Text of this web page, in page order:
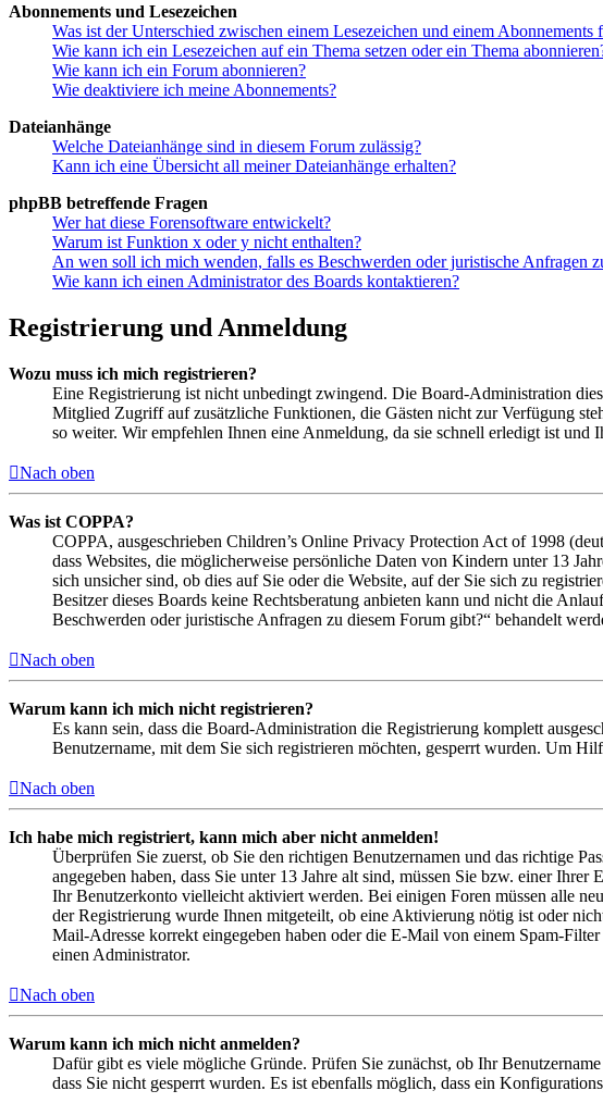
Abonnements und Lesezeichen
Was ist der Unterschied zwischen einem Lesezeichen und einem Abonnements
Wie kann ich ein Lesezeichen auf ein Thema setzen oder ein Thema
Wie kann ich ein Forum abonnieren?
Wie deaktiviere ich meine Abonnements?
Dateianhänge
Welche Dateianhänge sind in diesem Forum zulässig?
Kann ich eine Übersicht all meiner Dateianhänge erhalten?
phpBB betreffende Fragen
Wer hat diese Forensoftware entwickelt?
Warum ist Funktion x oder y nicht enthalten?
An wen soll ich mich wenden, falls es Beschwerden oder juristische Anfragen
Wie kann ich einen Administrator des Boards kontaktieren?
Registrierung und Anmeldung
Wozu muss ich mich registrieren?
Eine Registrierung ist nicht unbedingt zwingend. Die Board-Administration
Mitglied Zugriff auf zusätzliche Funktionen, die Gästen nicht zur Verfügung
so weiter. Wir empfehlen Ihnen eine Anmeldung, da sie schnell erledigt ist und
Nach oben
Was ist COPPA?
COPPA, ausgeschrieben Children’s Online Privacy Protection Act of 1998
dass Websites, die möglicherweise persönliche Daten von Kindern unter 13
sich unsicher sind, ob dies auf Sie oder die Website, auf der Sie sich zu
Besitzer dieses Boards keine Rechtsberatung anbieten kann und nicht die
Beschwerden oder juristische Anfragen zu diesem Forum gibt?“ behandelt
Nach oben
Warum kann ich mich nicht registrieren?
Es kann sein, dass die Board-Administration die Registrierung komplett
Benutzername, mit dem Sie sich registrieren möchten, gesperrt wurden. Um
Nach oben
Ich habe mich registriert, kann mich aber nicht anmelden!
Überprüfen Sie zuerst, ob Sie den richtigen Benutzernamen und das richtige
angegeben haben, dass Sie unter 13 Jahre alt sind, müssen Sie bzw. einer
Ihr Benutzerkonto vielleicht aktiviert werden. Bei einigen Foren müssen alle
der Registrierung wurde Ihnen mitgeteilt, ob eine Aktivierung nötig ist oder
Mail-Adresse korrekt eingegeben haben oder die E-Mail von einem Spam-
einen Administrator.
Nach oben
Warum kann ich mich nicht anmelden?
Dafür gibt es viele mögliche Gründe. Prüfen Sie zunächst, ob Ihr
dass Sie nicht gesperrt wurden. Es ist ebenfalls möglich, dass ein